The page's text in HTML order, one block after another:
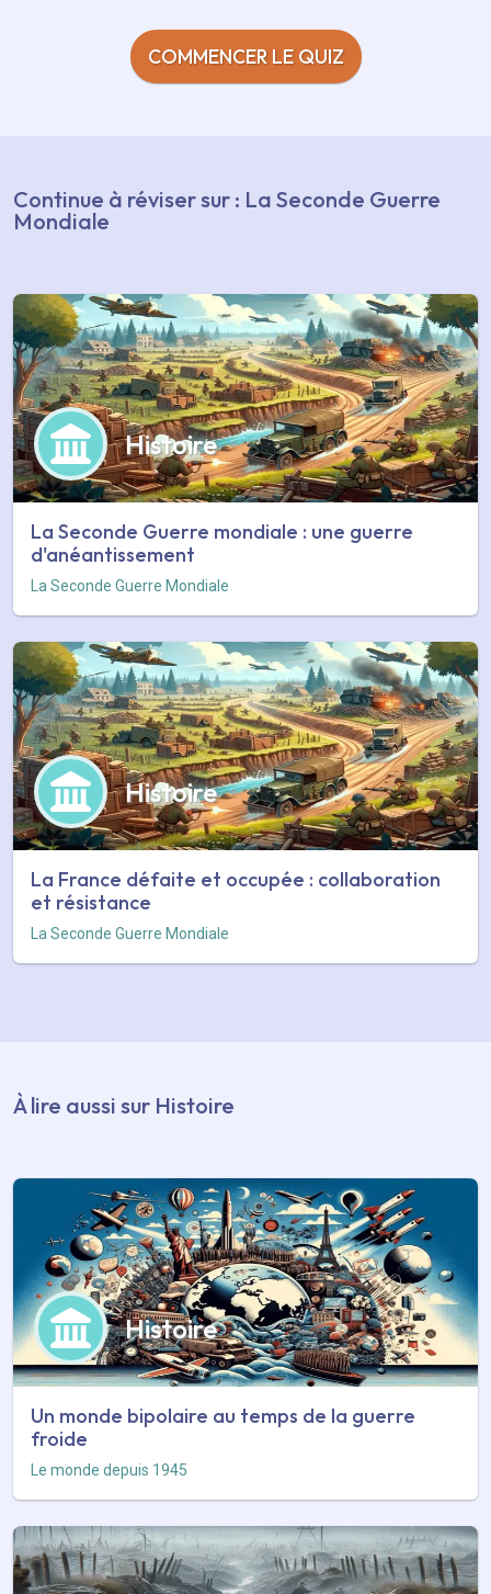
COMMENCER LE QUIZ
Continue à réviser sur : La Seconde Guerre
Mondiale
Histoire
La Seconde Guerre mondiale : une guerre
d'anéantissement
La Seconde Guerre Mondiale
Histoire
La France défaite et occupée : collaboration
et résistance
La Seconde Guerre Mondiale
À lire aussi sur Histoire
Histoire
Un monde bipolaire au temps de la guerre
froide
Le monde depuis 1945